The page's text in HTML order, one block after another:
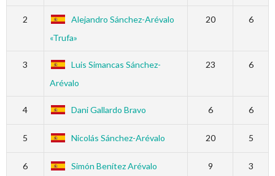
2
Alejandro Sánchez-Arévalo
«Trufa»
20 6
3
Luis Simancas Sánchez-
Arévalo
23 6
4 Dani Gallardo Bravo 6 6
5 Nicolás Sánchez-Arévalo 20 5
6 Simón Benítez Arévalo 9 3